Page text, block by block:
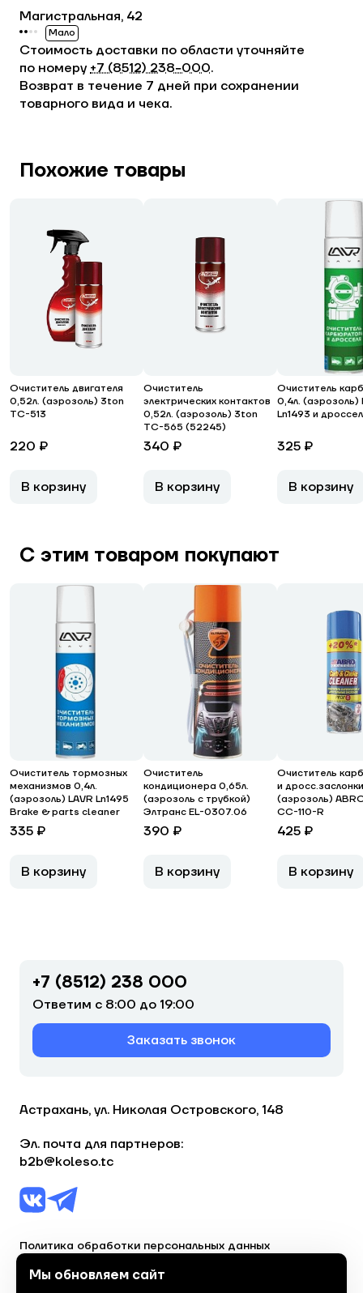
Стоимость доставки по области уточняйте
по номеру +7 (8512) 238−000.
Возврат в течение 7 дней при сохранении
товарного вида и чека.
Магистральная, 42
Мало
Похожие товары
Очиститель двигателя
0,52л. (аэрозоль) 3ton
ТС-513
220 ₽
В корзину
Очиститель
электрических контактов
0,52л. (аэрозоль) 3ton
ТС-565 (52245)
340 ₽
В корзину
Очиститель
0,4л. (аэрозоль)
Ln1493 и
325 ₽
В корзину
С этим товаром покупают
Очиститель тормозных
механизмов 0,4л.
(аэрозоль) LAVR Ln1495
Brake & parts cleaner
335 ₽
В корзину
Очиститель
кондиционера 0,65л.
(аэрозоль с трубкой)
Элтранс EL-0307.06
390 ₽
В корзину
Очиститель
и
(аэрозоль)
CC-110-R
425 ₽
В корзину
+7 (8512) 238 000
Ответим с 8:00 до 19:00
Заказать звонок
Астрахань, ул. Николая Островского, 148
Эл. почта для партнеров:
b2b@koleso.tc
Политика обработки персональных данных
Мы обновляем сайт